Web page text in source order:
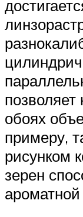
позволяет
обоях
примеру,
рисунком
зерен